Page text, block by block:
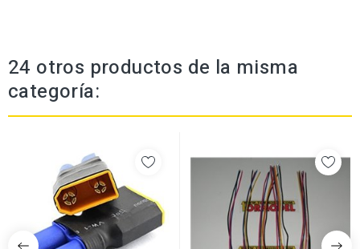
24 otros productos de la misma
categoría: